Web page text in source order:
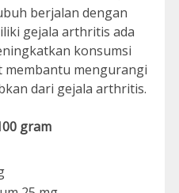
berjalan dengan
gejala arthritis ada
konsumsi
membantu mengurangi
dari gejala arthritis.
gram